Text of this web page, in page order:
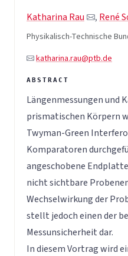
Katharina Rau , René
Physikalisch-Technische
katharina.rau@ptb.de
Längenmessungen und
prismatischen Körpern
Twyman-Green
Komparatoren
angeschobene
nicht sichtbare
Wechselwirkung der
stellt jedoch einen der
Messunsicherheit dar.
In diesem Vortrag wird